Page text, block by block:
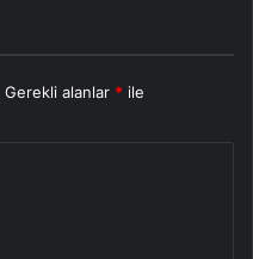
Gerekli alanlar * ile